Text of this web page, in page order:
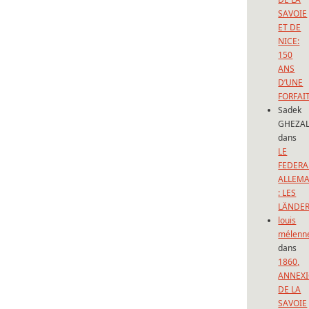
SAVOIE
ET DE
NICE:
150
ANS
D’UNE
Sadek
dans
LE
: LES
louis
dans
1860,
DE LA
SAVOIE